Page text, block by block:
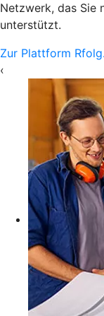
Netzwerk, das Sie
unterstützt.
Zur Plattform
‹